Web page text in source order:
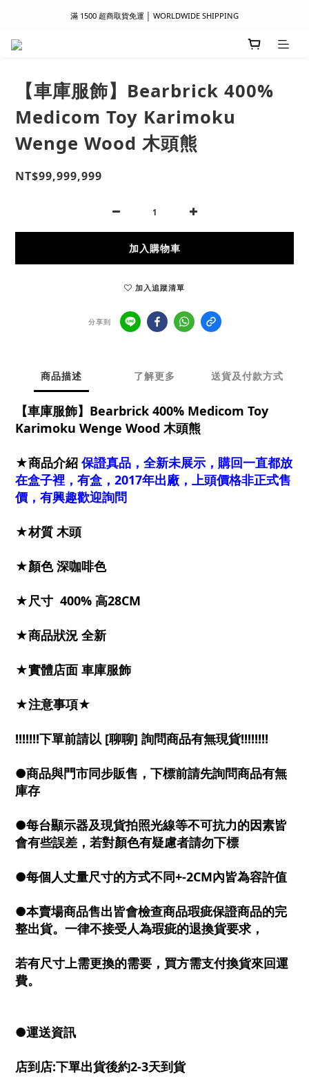
滿 1500 超商取貨免運 │ WORLDWIDE SHIPPING
滿 1500 超商取貨免運 │ WORLDWIDE SHIPPING
滿 1500 超商取貨免運 │ WORLDWIDE SHIPPING
【車庫服飾】Bearbrick 400%
Medicom Toy Karimoku
Wenge Wood 木頭熊
NT$99,999,999
加入購物車
加入追蹤清單
分享到
商品描述 了解更多 送貨及付款方式
【車庫服飾】Bearbrick 400% Medicom Toy
Karimoku Wenge Wood 木頭熊
★商品介紹 保證真品，全新未展示，購回一直都放
在盒子裡，有盒，2017年出廠，上頭價格非正式售
價，有興趣歡迎詢問
★材質 木頭
★顏色 深咖啡色
★尺寸 400% 高28CM
★商品狀況 全新
★實體店面 車庫服飾
★注意事項★
!!!!!!!下單前請以 [聊聊] 詢問商品有無現貨!!!!!!!!
●商品與門市同步販售，下標前請先詢問商品有無
庫存
●每台顯示器及現貨拍照光線等不可抗力的因素皆
會有些誤差，若對顏色有疑慮者請勿下標
●每個人丈量尺寸的方式不同+-2CM內皆為容許值
●本賣場商品售出皆會檢查商品瑕疵保證商品的完
整出貨。一律不接受人為瑕疵的退換貨要求，
若有尺寸上需更換的需要，買方需支付換貨來回運
費。
●運送資訊
店到店:下單出貨後約2-3天到貨